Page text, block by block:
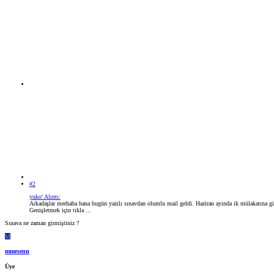
#2
yuko' Alıntı:
Arkadaşlar merhaba bana bugün yazılı sınavdan olumlu mail geldi. Haziran ayında ik
Genişletmek için tıkla ...
Sınava ne zaman girmiştiniz ?
M
mmesenn
Üye